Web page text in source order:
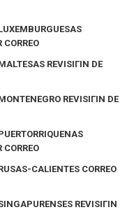
CORREO
REVISIГІN DE
REVISIГІN DE
CORREO
CALIENTES CORREO
REVISIГІN